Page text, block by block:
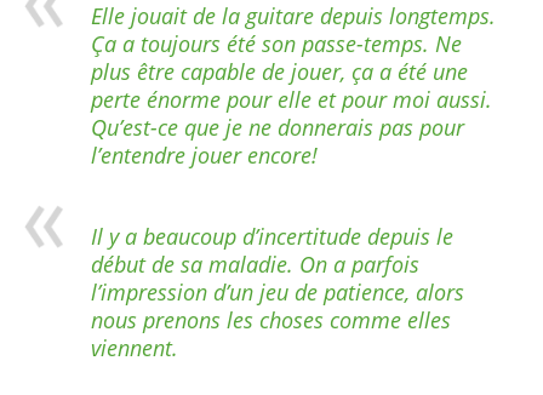
Elle jouait de la guitare depuis longtemps.
Ça a toujours été son passe-temps. Ne
plus être capable de jouer, ça a été une
perte énorme pour elle et pour moi aussi.
Qu’est-ce que je ne donnerais pas pour
l’entendre jouer encore!
Il y a beaucoup d’incertitude depuis le
début de sa maladie. On a parfois
l’impression d’un jeu de patience, alors
nous prenons les choses comme elles
viennent.